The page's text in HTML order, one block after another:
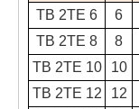
TB 2TE 6 6
TB 2TE 8
8
TB 2TE 10
10
TB 2TE 12
12